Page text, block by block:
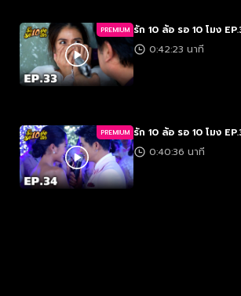
PREMIUM รัก 10 ล้อ รอ 10 โมง
0:42:23 นาที
PREMIUM รัก 10 ล้อ รอ 10 โมง
0:40:36 นาที